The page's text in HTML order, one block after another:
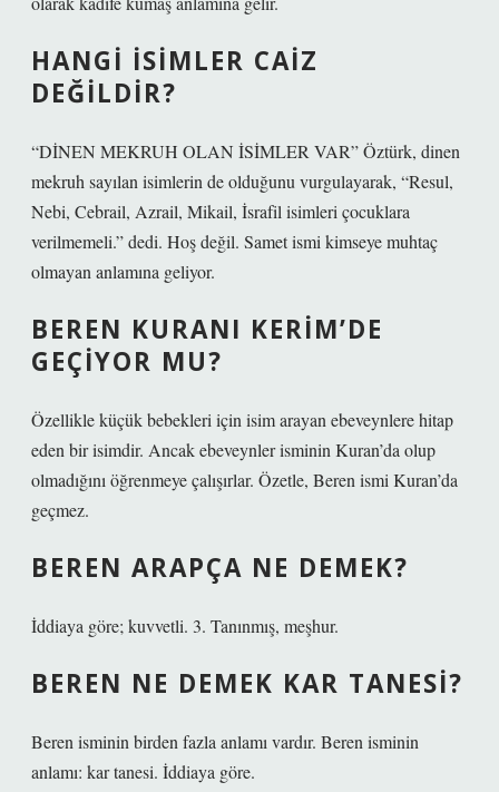
HANGI ISIMLER CAIZ
DEĞILDIR?
“DİNEN MEKRUH OLAN İSİMLER VAR” Öztürk, dinen
mekruh sayılan isimlerin de olduğunu vurgulayarak, “Resul,
Nebi, Cebrail, Azrail, Mikail, İsrafil isimleri çocuklara
verilmemeli.” dedi. Hoş değil. Samet ismi kimseye muhtaç
olmayan anlamına geliyor.
BEREN KURANI KERIM’DE
GEÇIYOR MU?
Özellikle küçük bebekleri için isim arayan ebeveynlere hitap
eden bir isimdir. Ancak ebeveynler isminin Kuran’da olup
olmadığını öğrenmeye çalışırlar. Özetle, Beren ismi Kuran’da
geçmez.
BEREN ARAPÇA NE DEMEK?
İddiaya göre; kuvvetli. 3. Tanınmış, meşhur.
BEREN NE DEMEK KAR TANESI?
Beren isminin birden fazla anlamı vardır. Beren isminin
anlamı: kar tanesi. İddiaya göre.